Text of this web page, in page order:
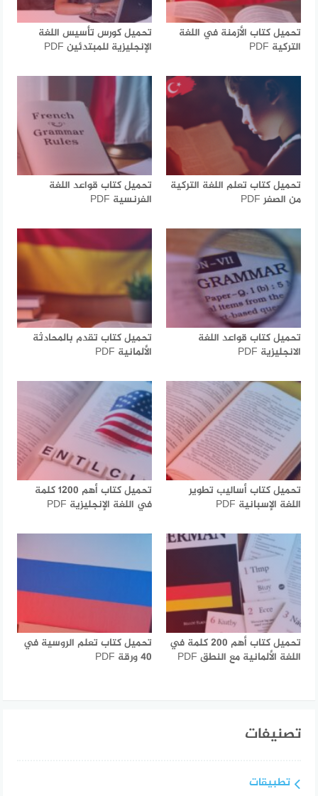
تحميل كتاب الأزمنة في اللغة
التركية PDF
تحميل كورس تأسيس اللغة
الإنجليزية للمبتدئين PDF
تحميل كتاب تعلم اللغة التركية
من الصفر PDF
تحميل كتاب قواعد اللغة
الفرنسية PDF
تحميل كتاب قواعد اللغة
الانجليزية PDF
تحميل كتاب تقدم بالمحادثة
الألمانية PDF
تحميل كتاب أساليب تطوير
اللغة الإسبانية PDF
تحميل كتاب أهم 1200 كلمة
في اللغة الإنجليزية PDF
تحميل كتاب أهم 200 كلمة في
اللغة الألمانية مع النطق PDF
تحميل كتاب تعلم الروسية في
40 ورقة PDF
تصنيفات
تطبيقات